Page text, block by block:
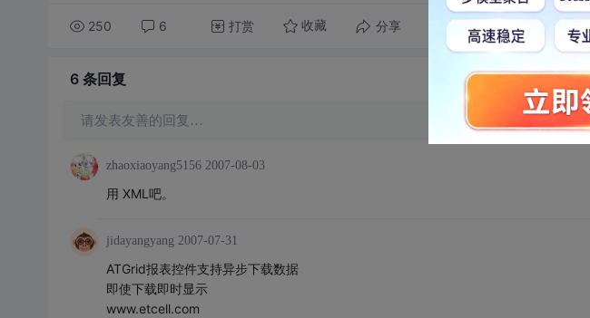
250 6 打赏 收藏 分享 转发到动态 举报
6 条回复
请发表友善的回复…
zhaoxiaoyang5156 2007-08-03
用 XML吧。
jidayangyang 2007-07-31
ATGrid报表控件支持异步下载数据
即使下载即时显示
www.etcell.com